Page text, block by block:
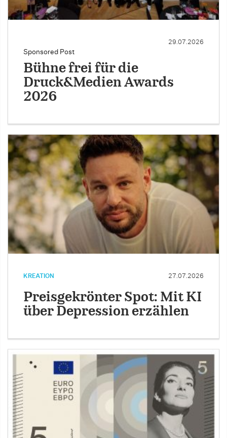
Sponsored Post
29.07.2026
Bühne frei für die
Druck&Medien Awards
2026
KREATION 27.07.2026
Preisgekrönter Spot: Mit KI
über Depression erzählen